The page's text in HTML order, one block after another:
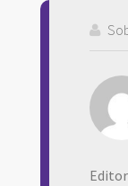
Editor